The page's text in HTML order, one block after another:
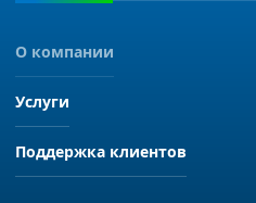
О компании
Услуги
Поддержка клиентов